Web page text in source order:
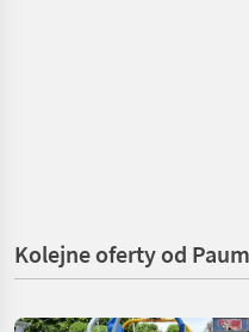
Kolejne oferty od